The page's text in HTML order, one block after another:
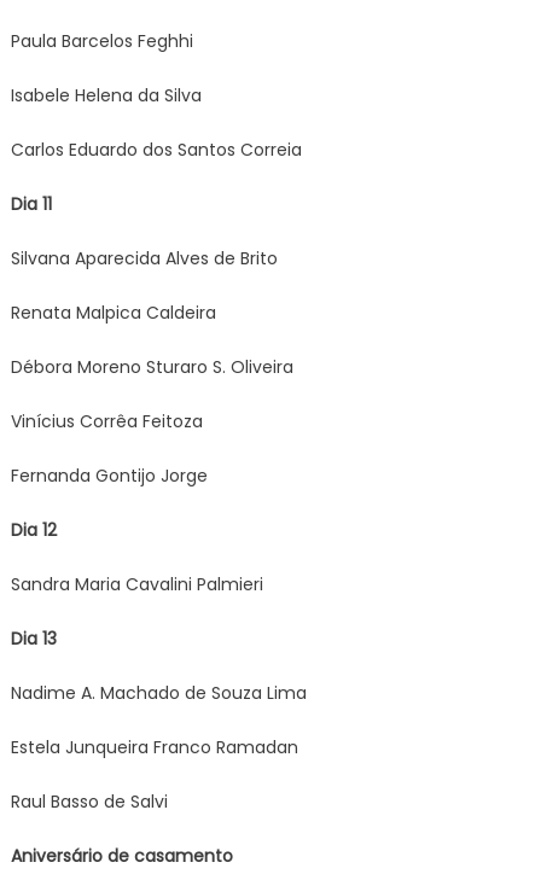
Paula Barcelos Feghhi
Isabele Helena da Silva
Carlos Eduardo dos Santos Correia
Dia 11
Silvana Aparecida Alves de Brito
Renata Malpica Caldeira
Débora Moreno Sturaro S. Oliveira
Vinícius Corrêa Feitoza
Fernanda Gontijo Jorge
Dia 12
Sandra Maria Cavalini Palmieri
Dia 13
Nadime A. Machado de Souza Lima
Estela Junqueira Franco Ramadan
Raul Basso de Salvi
Aniversário de casamento